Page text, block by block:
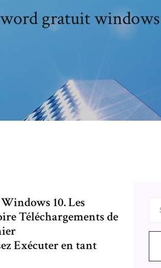
gratuit windows
10. Les
Téléchargements de
Exécuter en tant